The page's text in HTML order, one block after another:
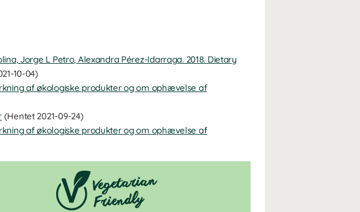
Jorge L Petro, Alexandra Pérez-Idarraga. 2018. Dietary
10-04)
af økologiske produkter og om ophævelse af
(Hentet 2021-09-24)
af økologiske produkter og om ophævelse af